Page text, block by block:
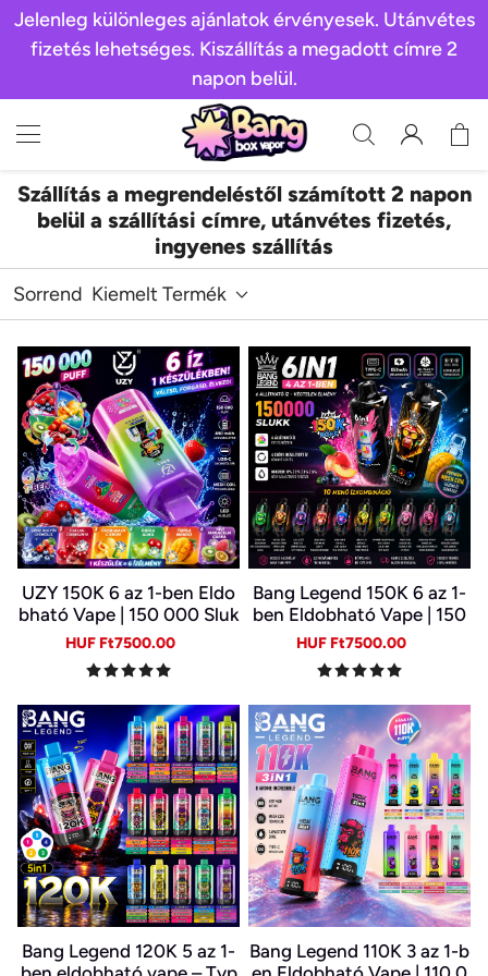
Jelenleg különleges ajánlatok érvényesek. Utánvétes
fizetés lehetséges. Kiszállítás a megadott címre 2
napon belül.
Szállítás a megrendeléstől számított 2 napon
belül a szállítási címre, utánvétes fizetés,
ingyenes szállítás
Sorrend Kiemelt Termék
UZY 150K 6 az 1-ben Eldo
bható Vape | 150 000 Sluk
k | 10 Ízkombináció | LED K
ijelző | Type-C Újratölthet
ő E-cigi
Sale
HUF Ft7500.00
Bang Legend 150K 6 az 1-
ben Eldobható Vape | 150
000 Slukk | USB-C Újratöl
thető E-cigi | 6 Íz Egy Kész
ülékben
Sale
HUF Ft7500.00
Bang Legend 120K 5 az 1-
Bang Legend 110K 3 az 1-b